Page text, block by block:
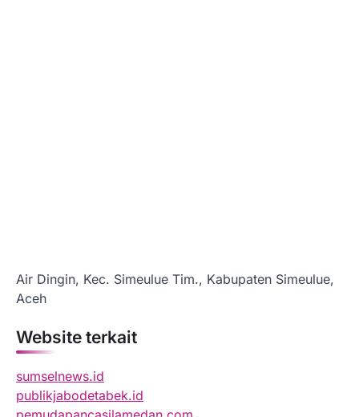
Air Dingin, Kec. Simeulue Tim., Kabupaten Simeulue,
Aceh
Website terkait
sumselnews.id
publikjabodetabek.id